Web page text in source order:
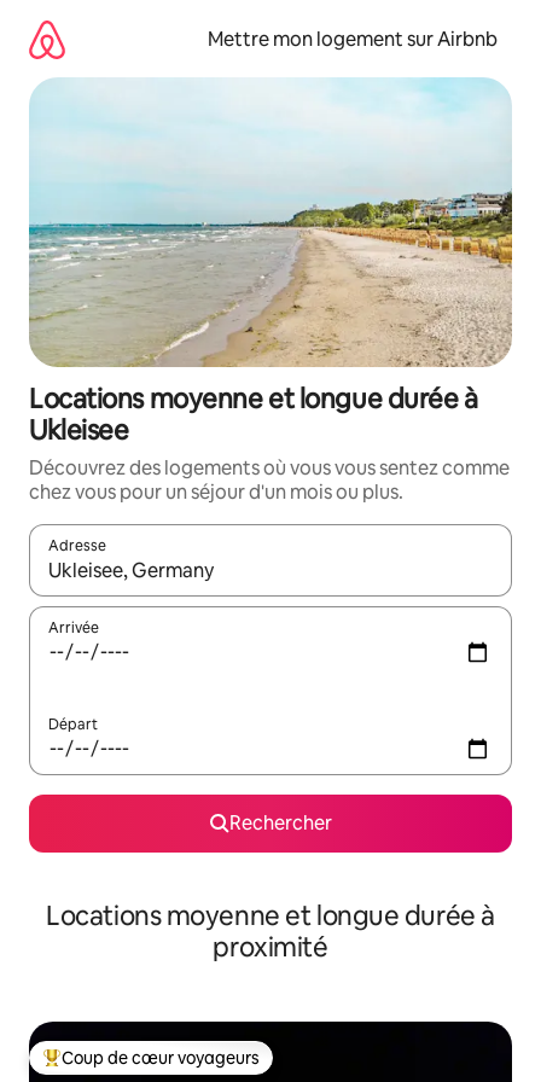
directement
contenu
Mettre mon logement sur Airbnb
Locations moyenne et longue durée à
Ukleisee
Découvrez des logements où vous vous sentez comme
chez vous pour un séjour d'un mois ou plus.
Adresse
Lorsque les résultats s'affichent, utilisez les flèches vers le
Arrivée
Départ
Rechercher
Locations moyenne et longue durée à
proximité
Coups de cœur voyageurs les plus appréciés
Coup de cœur voyageurs